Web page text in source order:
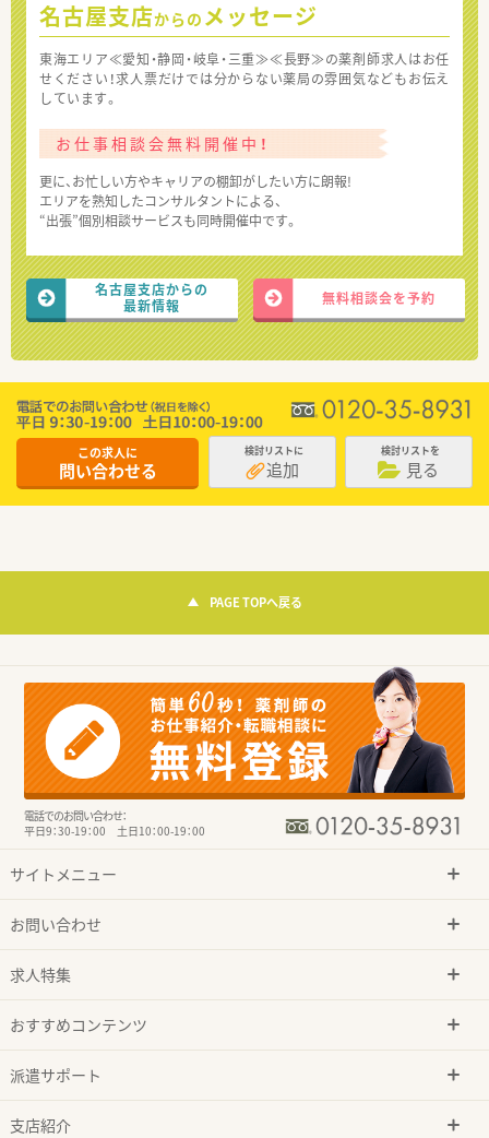
名古屋支店からの メッセージ
東海エリア≪愛知・静岡・岐阜・三重≫≪長野≫の薬剤師求人はお任
せください！求人票だけでは分からない薬局の雰囲気などもお伝え
しています。
お仕事相談会無料開催中！
更に、お忙しい方やキャリアの棚卸がしたい方に朗報!
エリアを熟知したコンサルタントによる、
“出張”個別相談サービスも同時開催中です。
名古屋支店からの
最新情報
無料相談会を予約
この求人に
問い合わせる
検討リストに
追加
検討リストを
見る
PAGE TOPへ戻る
電話でのお問い合わせ：
平日9：30-19：00 土日10：00-19：00
サイトメニュー
お問い合わせ
求人特集
おすすめコンテンツ
派遣サポート
支店紹介